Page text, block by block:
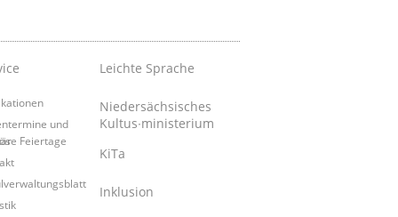
und
Feiertage
Leichte Sprache
Niedersächsisches
Kultus∙ministerium
KiTa
Inklusion